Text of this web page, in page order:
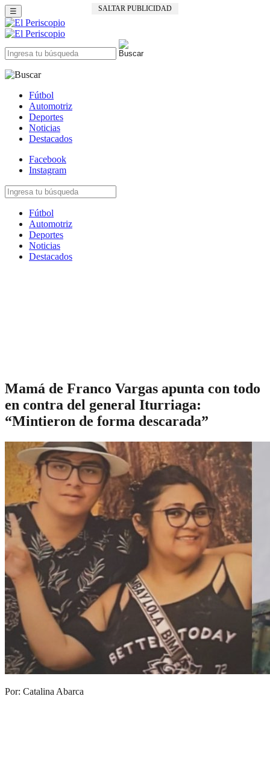
SALTAR PUBLICIDAD
☰
Fútbol
Automotriz
Deportes
Noticias
Destacados
Facebook
Instagram
Fútbol
Automotriz
Deportes
Noticias
Destacados
Mamá de Franco Vargas apunta con todo
en contra del general Iturriaga:
“Mintieron de forma descarada”
Por: Catalina Abarca